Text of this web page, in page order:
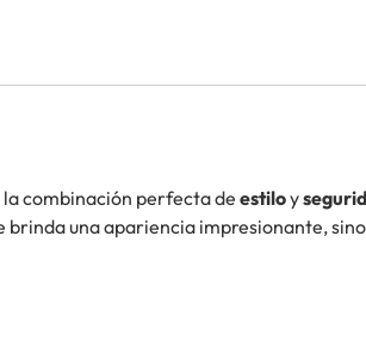
la combinación perfecta deestiloy
una apariencia impresionante,